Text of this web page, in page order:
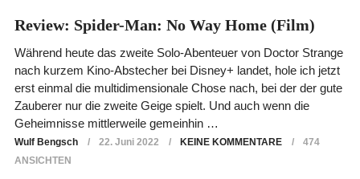
Review: Spider-Man: No Way Home (Film)
Während heute das zweite Solo-Abenteuer von Doctor Strange
nach kurzem Kino-Abstecher bei Disney+ landet, hole ich jetzt
erst einmal die multidimensionale Chose nach, bei der der gute
Zauberer nur die zweite Geige spielt. Und auch wenn die
Geheimnisse mittlerweile gemeinhin …
Wulf Bengsch 22. Juni 2022 KEINE KOMMENTARE
474
ANSICHTEN